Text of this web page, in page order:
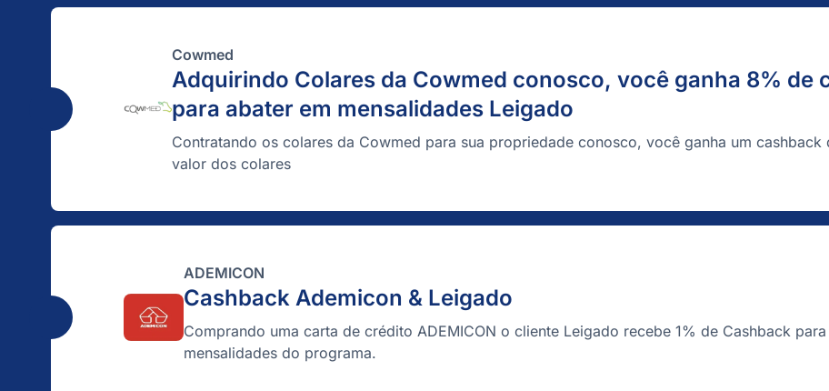
Cowmed
Adquirindo Colares da Cowmed conosco, você ganha 8% de
para abater em mensalidades Leigado
Contratando os colares da Cowmed para sua propriedade conosco, você ganha um cashback
valor dos colares
ADEMICON
Cashback Ademicon & Leigado
Comprando uma carta de crédito ADEMICON o cliente Leigado recebe 1% de Cashback
mensalidades do programa.